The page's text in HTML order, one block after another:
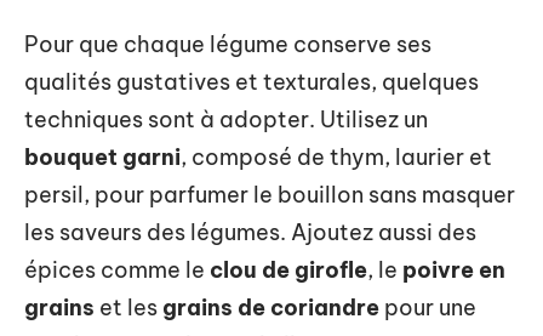
Pour que chaque légume conserve ses
qualités gustatives et texturales, quelques
techniques sont à adopter. Utilisez un
bouquet garni, composé de thym, laurier et
persil, pour parfumer le bouillon sans masquer
les saveurs des légumes. Ajoutez aussi des
épices comme le clou de girofle, le poivre en
grains et les grains de coriandre pour une